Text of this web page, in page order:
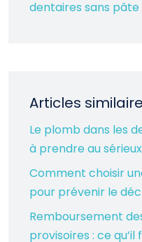
dentaires sans pâte
Articles
Le plomb dans les
à prendre au sérieux
Comment choisir
pour prévenir le
Remboursement
provisoires : ce qu’il